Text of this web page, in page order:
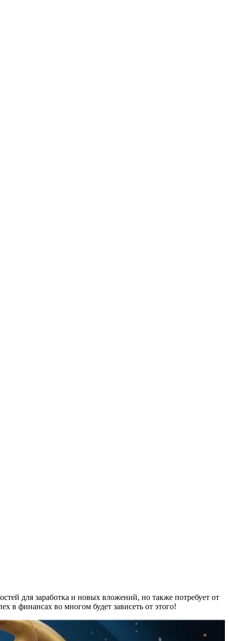
для заработка и новых вложений, но также потребует от
в финансах во многом будет зависеть от этого!